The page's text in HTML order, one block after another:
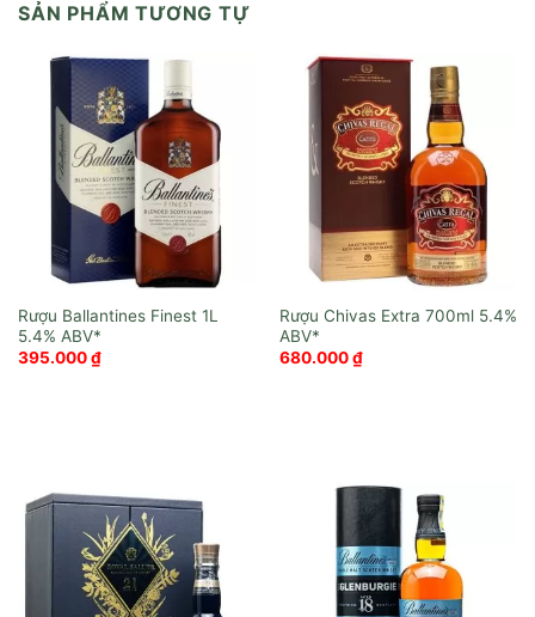
SẢN PHẨM TƯƠNG TỰ
Rượu Ballantines Finest 1L
395.000₫
Rượu Chivas Extra 700ml
680.000₫